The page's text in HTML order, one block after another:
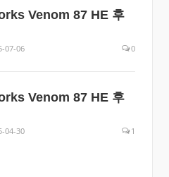
Venom 87 HE 후
07-06 0
Venom 87 HE 후
04-30 1